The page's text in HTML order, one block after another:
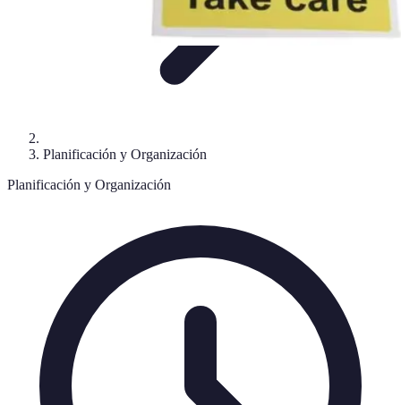
Planificación y Organización
Planificación y Organización